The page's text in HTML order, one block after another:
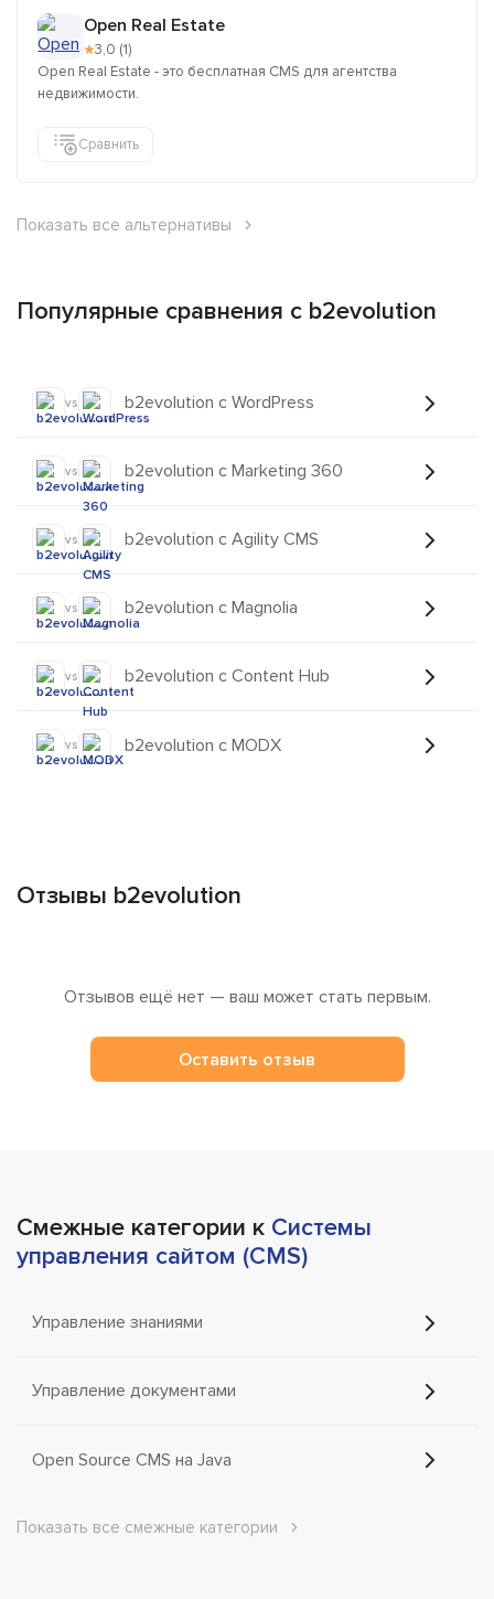
Open Real Estate
★3,0 (1)
Open Real Estate - это бесплатная CMS для агентства
недвижимости.
Сравнить
Показать все альтернативы
Популярные сравнения с b2evolution
vs b2evolution с WordPress
vs b2evolution с Marketing 360
vs b2evolution с Agility CMS
vs b2evolution с Magnolia
vs b2evolution с Content Hub
vs b2evolution с MODX
Отзывы b2evolution
Отзывов ещё нет — ваш может стать первым.
Оставить отзыв
Смежные категории к Системы
управления сайтом (CMS)
Управление знаниями
Управление документами
Open Source CMS на Java
Показать все смежные категории